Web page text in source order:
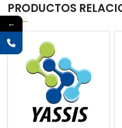
PRODUCTOS
←